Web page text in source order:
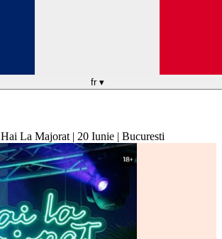
fr ▾
Hai La Majorat | 20 Iunie | Bucuresti